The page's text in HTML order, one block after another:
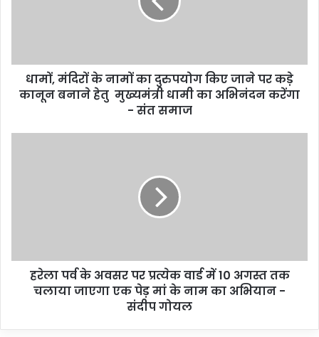
धामों, मंदिरों के नामों का दुरुपयोग किए जाने पर कड़े
कानून बनाने हेतु मुख्यमंत्री धामी का अभिनंदन करेंगा
- संत समाज
हरेला पर्व के अवसर पर प्रत्येक वार्ड में 10 अगस्त तक
चलाया जाएगा एक पेड़ मां के नाम का अभियान -
संदीप गोयल